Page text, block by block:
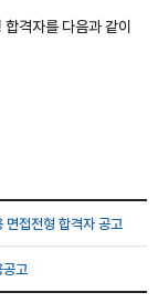
격자를 다음과 같이
접전형 합격자 공고
고